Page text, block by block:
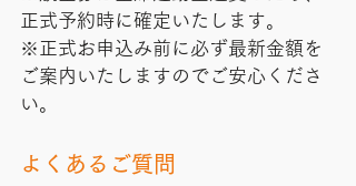
正式予約時に確定いたします。
※正式お申込み前に必ず最新金額を
ご案内いたしますのでご安心くださ
い。
よくあるご質問